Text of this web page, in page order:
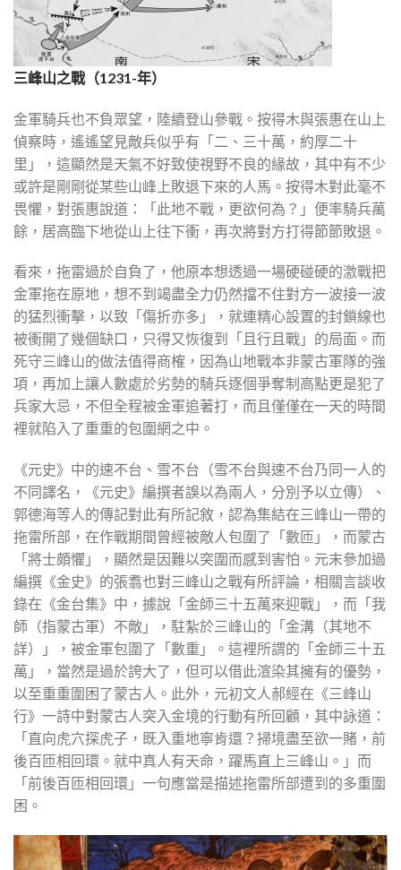
三峰山之戰（1231-年）
金軍騎兵也不負眾望，陸續登山參戰。按得木與張惠在山上
偵察時，遙遙望見敵兵似乎有「二、三十萬，約厚二十
里」，這顯然是天氣不好致使視野不良的緣故，其中有不少
或許是剛剛從某些山峰上敗退下來的人馬。按得木對此毫不
畏懼，對張惠說道：「此地不戰，更欲何為？」便率騎兵萬
餘，居高臨下地從山上往下衝，再次將對方打得節節敗退。
看來，拖雷過於自負了，他原本想透過一場硬碰硬的激戰把
金軍拖在原地，想不到竭盡全力仍然擋不住對方一波接一波
的猛烈衝擊，以致「傷折亦多」，就連精心設置的封鎖線也
被衝開了幾個缺口，只得又恢復到「且行且戰」的局面。而
死守三峰山的做法值得商榷，因為山地戰本非蒙古軍隊的強
項，再加上讓人數處於劣勢的騎兵逐個爭奪制高點更是犯了
兵家大忌，不但全程被金軍追著打，而且僅僅在一天的時間
裡就陷入了重重的包圍網之中。
《元史》中的速不台、雪不台（雪不台與速不台乃同一人的
不同譯名，《元史》編撰者誤以為兩人，分別予以立傳）、
郭德海等人的傳記對此有所記敘，認為集結在三峰山一帶的
拖雷所部，在作戰期間曾經被敵人包圍了「數匝」，而蒙古
「將士頗懼」，顯然是因難以突圍而感到害怕。元末參加過
編撰《金史》的張翥也對三峰山之戰有所評論，相關言談收
錄在《金台集》中，據說「金師三十五萬來迎戰」，而「我
師（指蒙古軍）不敵」，駐紮於三峰山的「金溝（其地不
詳）」，被金軍包圍了「數重」。這裡所謂的「金師三十五
萬」，當然是過於誇大了，但可以借此渲染其擁有的優勢，
以至重重圍困了蒙古人。此外，元初文人郝經在《三峰山
行》一詩中對蒙古人突入金境的行動有所回顧，其中詠道：
「直向虎穴探虎子，既入重地寧肯還？掃境盡至欲一賭，前
後百匝相回環。就中真人有天命，躍馬直上三峰山。」而
「前後百匝相回環」一句應當是描述拖雷所部遭到的多重圍
困。